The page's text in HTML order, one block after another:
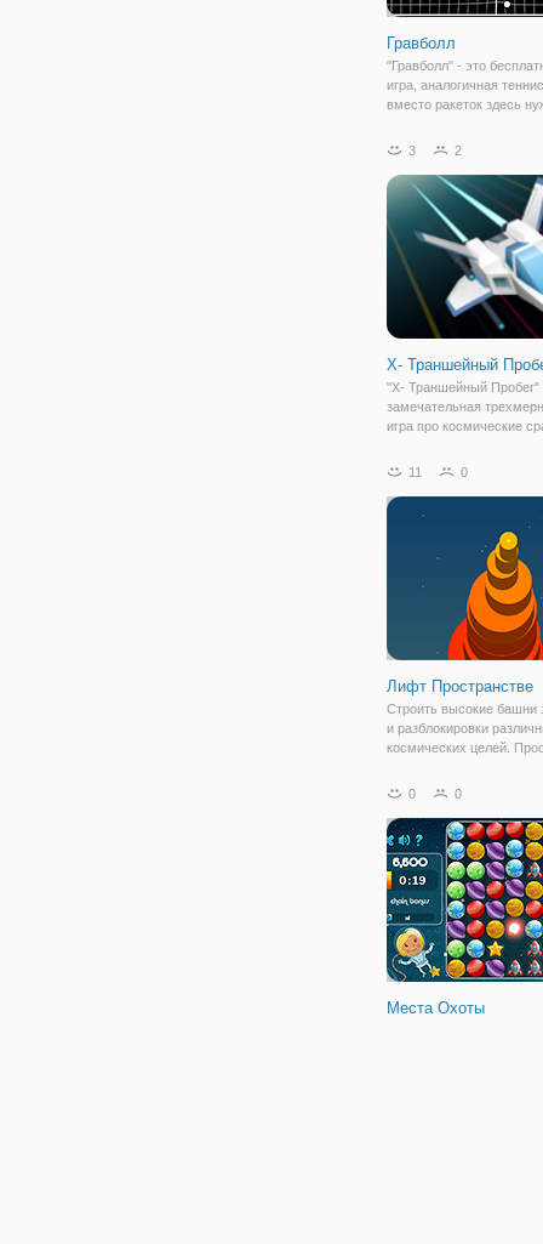
Гравболл
"Гравболл" - это
игра, аналогичная
вместо ракеток здесь
ловкость. Вы окажетесь
управлением игрока
небольшой мяч.
3 2
X- Траншейный
"X- Траншейный Пробег"
замечательная
игра про космические
и стремительному
вражеское сооружение
11 0
Лифт Пространстве
Строить высокие башни
и разблокировки
космических целей.
реакцию.
0 0
Места Охоты